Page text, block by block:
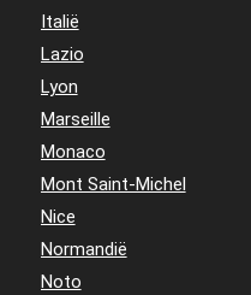
Italië
Lazio
Lyon
Marseille
Monaco
Mont Saint-Michel
Nice
Normandië
Noto